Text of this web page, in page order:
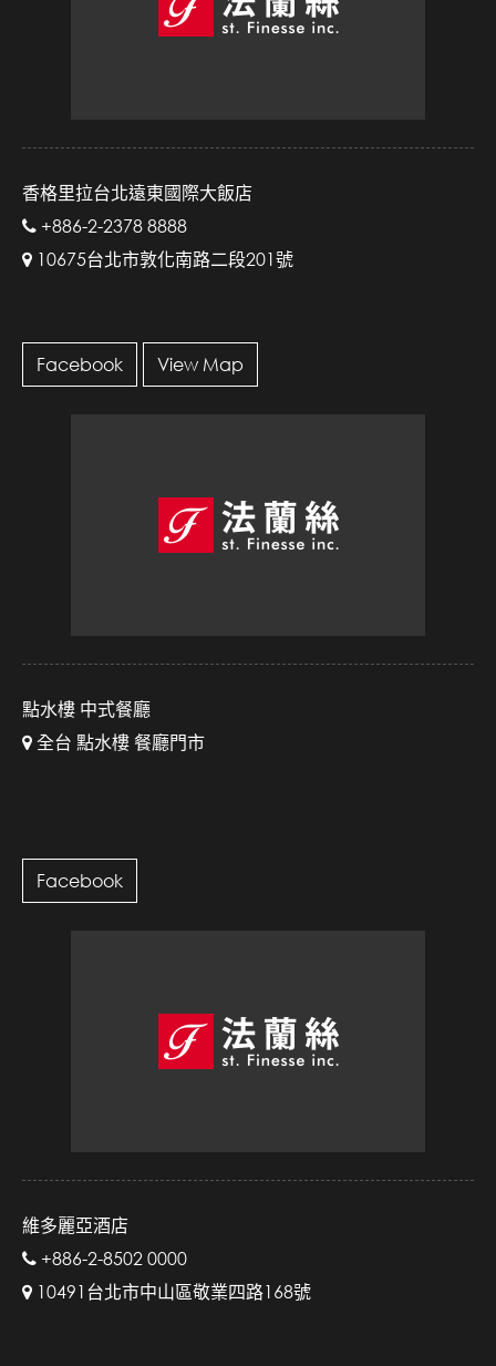
香格里拉台北遠東國際大飯店
+886-2-2378 8888
10675台北市敦化南路二段201號
Facebook View Map
點水樓 中式餐廳
全台 點水樓 餐廳門市
Facebook
維多麗亞酒店
+886-2-8502 0000
10491台北市中山區敬業四路168號